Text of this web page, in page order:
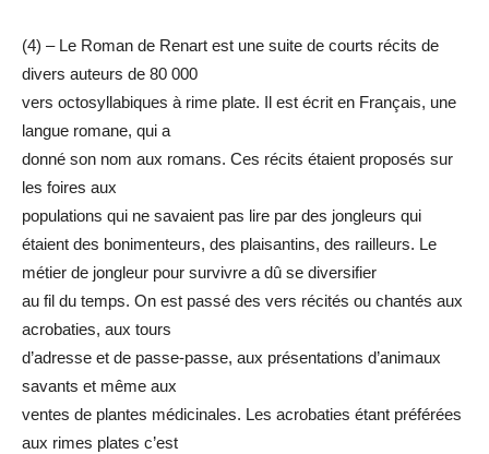
(4) – Le Roman de Renart est une suite de courts récits de
divers auteurs de 80 000
vers octosyllabiques à rime plate. Il est écrit en Français, une
langue romane, qui a
donné son nom aux romans. Ces récits étaient proposés sur
les foires aux
populations qui ne savaient pas lire par des jongleurs qui
étaient des bonimenteurs, des plaisantins, des railleurs. Le
métier de jongleur pour survivre a dû se diversifier
au fil du temps. On est passé des vers récités ou chantés aux
acrobaties, aux tours
d’adresse et de passe-passe, aux présentations d’animaux
savants et même aux
ventes de plantes médicinales. Les acrobaties étant préférées
aux rimes plates c’est